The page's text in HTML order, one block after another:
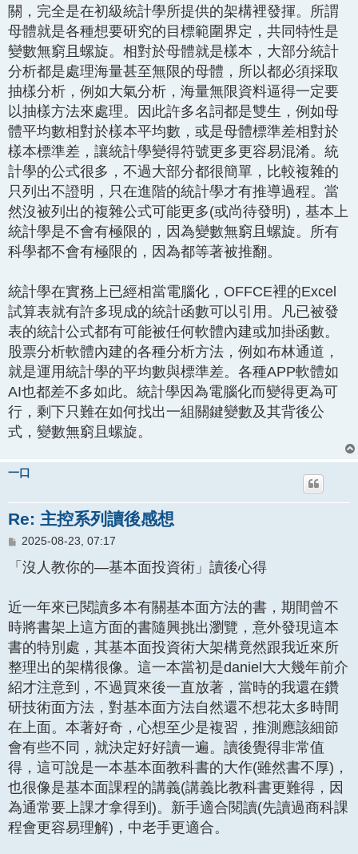
關，完全是在初級統計學所提供的架構裡發揮。所謂
母體就是各種想要研究的目標範圍界定，共同特性是
變數無窮且螺旋。相對於母體就是樣本，大部分統計
分析都是處理海量甚至無限的母體，所以都必須採取
抽樣分析，例如大氣分析，海量無限資料逼得一定要
以抽樣方法來處理。因此許多名詞都是雙生，例如母
體平均數相對於樣本平均數，或是母體標準差相對於
樣本標準差，讓統計學變得符號更多更容易混淆。統
計學的公式很多，不過大部分都很簡單，比較複雜的
只列出不證明，只在進階的統計學才有推導過程。當
然沒被列出的複雜公式可能更多(或尚待發明)，基本上
統計學是不會有極限的，因為變數無窮且螺旋。所有
科學都不會有極限的，因為都等著被推翻。
統計學在實務上已經相當電腦化，OFFCE裡的Excel
試算表就有許多現成的統計函數可以引用。凡已被發
表的統計公式都有可能被任何軟體內建或加掛函數。
股票分析軟體內建的各種分析方法，例如布林通道，
就是運用統計學的平均數與標準差。各種APP軟體如
AI也都差不多如此。統計學因為電腦化而變得更為可
行，剩下只難在如何找出一組關鍵變數及其背後公
式，變數無窮且螺旋。
一口
Re: 主控系列讀後感想
文
2025-08-23, 07:17
「沒人教你的—基本面投資術」讀後心得
近一年來已閱讀多本有關基本面方法的書，期間曾不
時將書架上這方面的書隨興挑出瀏覽，意外發現這本
書的特別處，其基本面投資術大架構竟然跟我近來所
整理出的架構很像。這一本當初是daniel大大幾年前介
紹才注意到，不過買來後一直放著，當時的我還在鑽
研技術面方法，對基本面方法自然還不想花太多時間
在上面。本著好奇，心想至少是複習，推測應該細節
會有些不同，就決定好好讀一遍。讀後覺得非常值
得，這可說是一本基本面教科書的大作(雖然書不厚)，
也很像是基本面課程的講義(講義比教科書更難得，因
為通常要上課才拿得到)。新手適合閱讀(先讀過商科課
程會更容易理解)，中老手更適合。